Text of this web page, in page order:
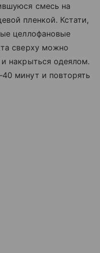
смесь на
пленкой. Кстати,
целлофановые
сверху можно
накрыться одеялом.
минут и повторять